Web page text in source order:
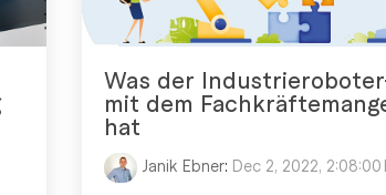
Was der
mit dem
hat
Janik Ebner: Dec 2, 2022, 2:08:00